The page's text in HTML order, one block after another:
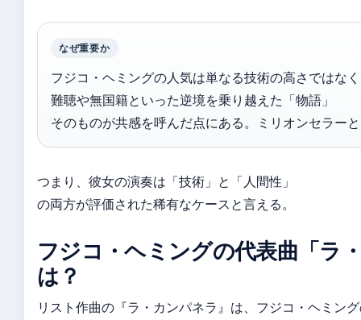
なぜ重要か
フジコ・ヘミングの人気は単なる技術の高さではな
難聴や無国籍といった逆境を乗り越えた「物語」
そのものが共感を呼んだ点にある。ミリオンセラー
つまり、彼女の演奏は「技術」と「人間性」
の両方が評価された稀有なケースと言える。
フジコ・ヘミングの代表曲「ラ
は？
リスト作曲の『ラ・カンパネラ』は、フジコ・ヘミン